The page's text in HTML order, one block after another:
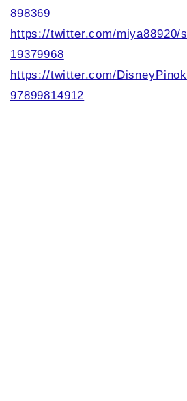
898369
https://twitter.com/miya88920/
19379968
https://twitter.com/
97899814912